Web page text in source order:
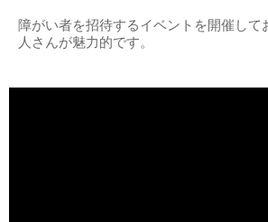
障がい者を招待するイベントを開催して
人さんが魅力的です。